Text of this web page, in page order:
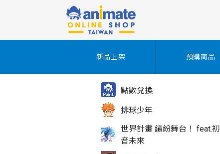
點數兌換
排球少年
世界計畫 繽紛舞台！ feat.初
音未來
新品上架 預購商品